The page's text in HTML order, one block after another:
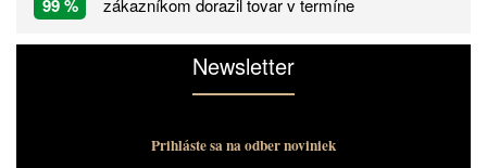
99 %
Newsletter
Prihláste sa na odber noviniek